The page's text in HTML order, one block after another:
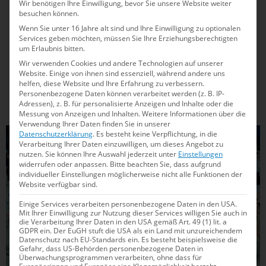
Das sind die Deutschen Meister*innen im
Wasserspringen 2021
Meisterschaften im Wasserspringen im Rahmen von „DIE
FINALS 2021“ ausgetragen. Die DSV-Asse knüpften dabei
nahtlos an die zuletzt beim Weltcup und bei den
Europameisterschaften gezeigten starken Leistungen an,
etliche von ihnen glänzten...
ALLGEMEIN
Wir benötigen Ihre Einwilligung, bevor Sie unsere Website weiter
besuchen können.
Wenn Sie unter 16 Jahre alt sind und Ihre Einwilligung zu optionalen
Services geben möchten, müssen Sie Ihre Erziehungsberechtigten
um Erlaubnis bitten.
Wir verwenden Cookies und andere Technologien auf unserer
Website. Einige von ihnen sind essenziell, während andere uns
helfen, diese Website und Ihre Erfahrung zu verbessern.
Personenbezogene Daten können verarbeitet werden (z. B. IP-
Adressen), z. B. für personalisierte Anzeigen und Inhalte oder die
Messung von Anzeigen und Inhalten.Weitere Informationen über die
Verwendung Ihrer Daten finden Sie in unserer
Datenschutzerklärung. Es besteht keine Verpflichtung, in die
Verarbeitung Ihrer Daten einzuwilligen, um dieses Angebot zu
nutzen.Sie können Ihre Auswahl jederzeit unter Einstellungen
widerrufen oder anpassen. Bitte beachten Sie, dass aufgrund
individueller Einstellungen möglicherweise nicht alle Funktionen der
Website verfügbar sind.
Einige Services verarbeiten personenbezogene Daten in den USA.
Mit Ihrer Einwilligung zur Nutzung dieser Services willigen Sie auch in
die Verarbeitung Ihrer Daten in den USA gemäß Art. 49 (1) lit. a
GDPR ein. Der EuGH stuft die USA als ein Land mit unzureichendem
Datenschutz nach EU-Standards ein. Es besteht beispielsweise die
Gefahr, dass US-Behörden personenbezogene Daten in
Überwachungsprogrammen verarbeiten, ohne dass für